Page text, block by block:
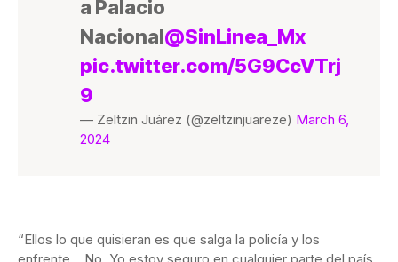
a Palacio
Nacional@SinLinea_Mx
pic.twitter.com/5G9CcVTrj
9
— Zeltzin Juárez (@zeltzinjuareze) March 6,
2024
“Ellos lo que quisieran es que salga la policía y los